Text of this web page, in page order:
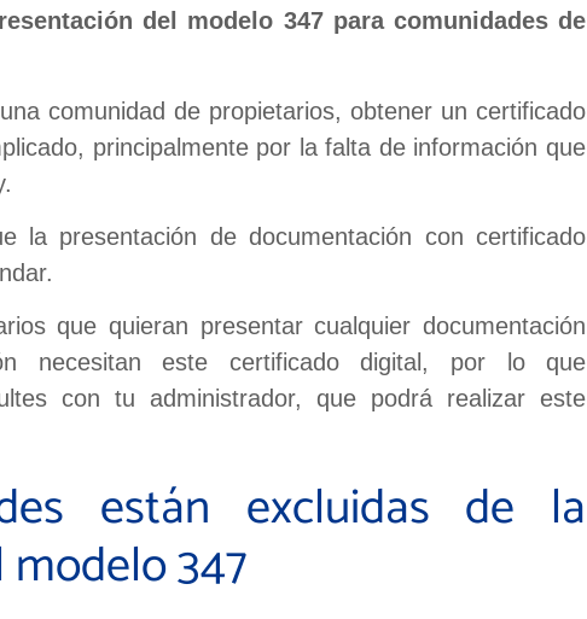
del modelo 347 para comunidades de
comunidad de propietarios, obtener un certificado
principalmente por la falta de información que
la presentación de documentación con certificado
que quieran presentar cualquier documentación
necesitan este certificado digital, por lo que
con tu administrador, que podrá realizar este
están excluidas de la
347